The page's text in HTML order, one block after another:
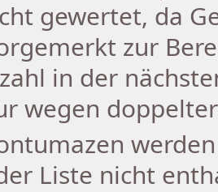
gewertet, da
zur
in der
wegen
Liste nicht